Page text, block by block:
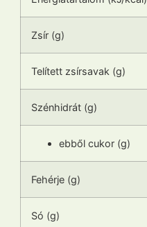
Zsír (g)
Telített zsírsavak (g)
Szénhidrát (g)
ebből cukor (g)
Fehérje (g)
Só (g)